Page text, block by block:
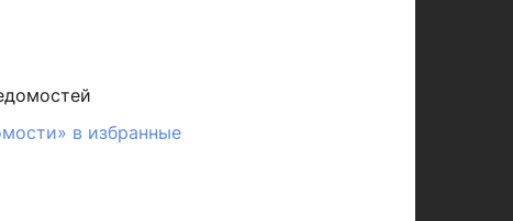
в избранные